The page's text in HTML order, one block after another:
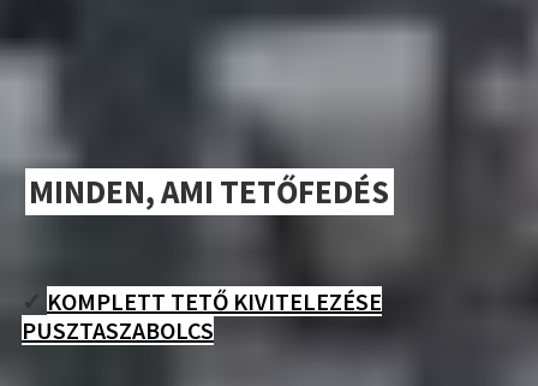
MINDEN, AMI TETŐFEDÉS
✓ KOMPLETT TETŐ KIVITELEZÉSE
PUSZTASZABOLCS